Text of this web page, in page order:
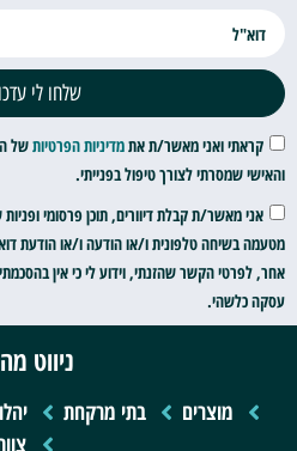
קראתי ואני מאשר/ת אתמדיניות הפרטיותשל
והאישי שמסרתי לצורך טיפול בפנייתי.
אני מאשר/ת קבלת דיוורים, תוכן פרסומי
מטעמה בשיחה טלפונית ו/או הודעה ו/או הודעת
אחר, לפרטי הקשר שהזנתי, וידוע לי כי אין
עסקה כלשהי.
שלחו לי
ניווט
מוצרים בתי מרקחת